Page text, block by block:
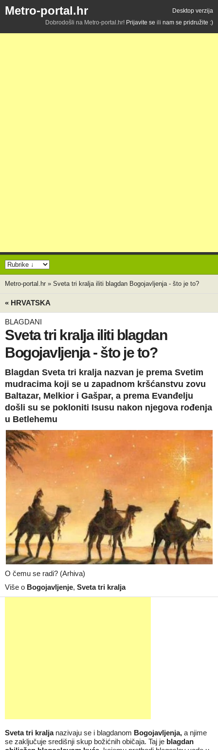
Metro-portal.hr
Desktop verzija
Dobrodošli na Metro-portal.hr! Prijavite se ili nam se pridružite :)
Metro-portal.hr » Sveta tri kralja iliti blagdan Bogojavljenja - što je to?
« HRVATSKA
BLAGDANI
Sveta tri kralja iliti blagdan
Bogojavljenja - što je to?
Blagdan Sveta tri kralja nazvan je prema Svetim
mudracima koji se u zapadnom kršćanstvu zovu
Baltazar, Melkior i Gašpar, a prema Evanđelju
došli su se pokloniti Isusu nakon njegova rođenja
u Betlehemu
O čemu se radi? (Arhiva)
Više o Bogojavljenje, Sveta tri kralja
Sveta tri kraljanazivaju se i blagdanom Bogojavljenja, a njime
se zaključuje središnji skup božićnih običaja. Taj je blagdan